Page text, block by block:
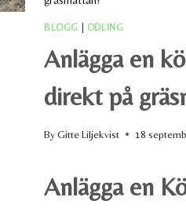
BLOGG ODLING
Anlägga en
direkt på
ByGitte Liljekvist 18
Anlägga en